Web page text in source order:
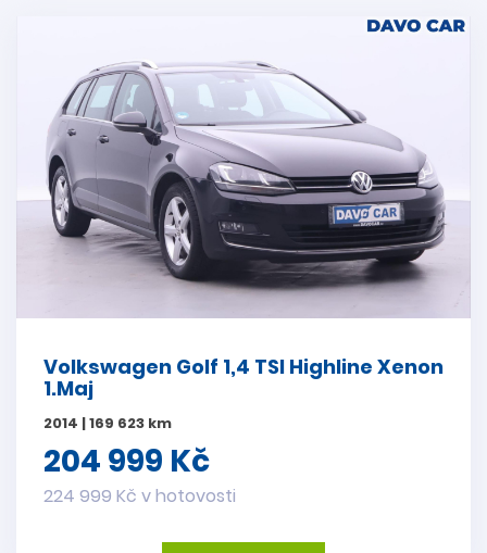
Volkswagen Golf 1,4 TSI Highline Xenon
1.Maj
2014 | 169 623 km
204 999 Kč
224 999 Kč v hotovosti